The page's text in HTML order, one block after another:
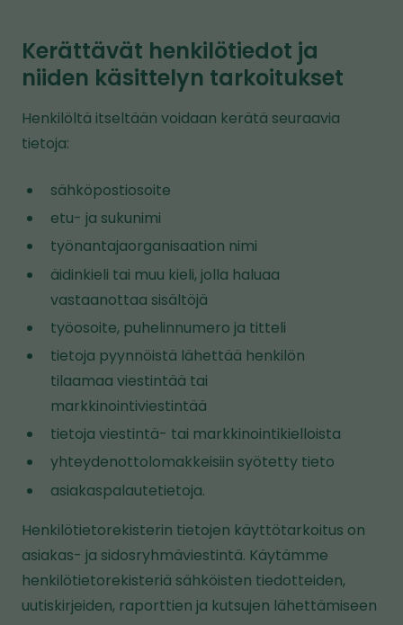
Kerättävät henkilötiedot ja
niiden käsittelyn tarkoitukset
Henkilöltä itseltään voidaan kerätä seuraavia
tietoja:
sähköpostiosoite
etu- ja sukunimi
työnantajaorganisaation nimi
äidinkieli tai muu kieli, jolla haluaa
vastaanottaa sisältöjä
työosoite, puhelinnumero ja titteli
tietoja pyynnöistä lähettää henkilön
tilaamaa viestintää tai
markkinointiviestintää
tietoja viestintä- tai markkinointikielloista
yhteydenottolomakkeisiin syötetty tieto
asiakaspalautetietoja.
Henkilötietorekisterin tietojen käyttötarkoitus on
asiakas- ja sidosryhmäviestintä. Käytämme
henkilötietorekisteriä sähköisten tiedotteiden,
uutiskirjeiden, raporttien ja kutsujen lähettämiseen